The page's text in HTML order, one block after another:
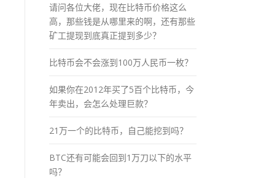
请问各位大佬，现在比特币价格这么
高，那些钱是从哪里来的啊，还有那些
矿工提现到底真正提到多少？
比特币会不会涨到100万人民币一枚？
如果你在2012年买了5百个比特币，今
年卖出，会怎么处理巨款？
21万一个的比特币，自己能挖到吗？
BTC还有可能会回到1万刀以下的水平
吗？